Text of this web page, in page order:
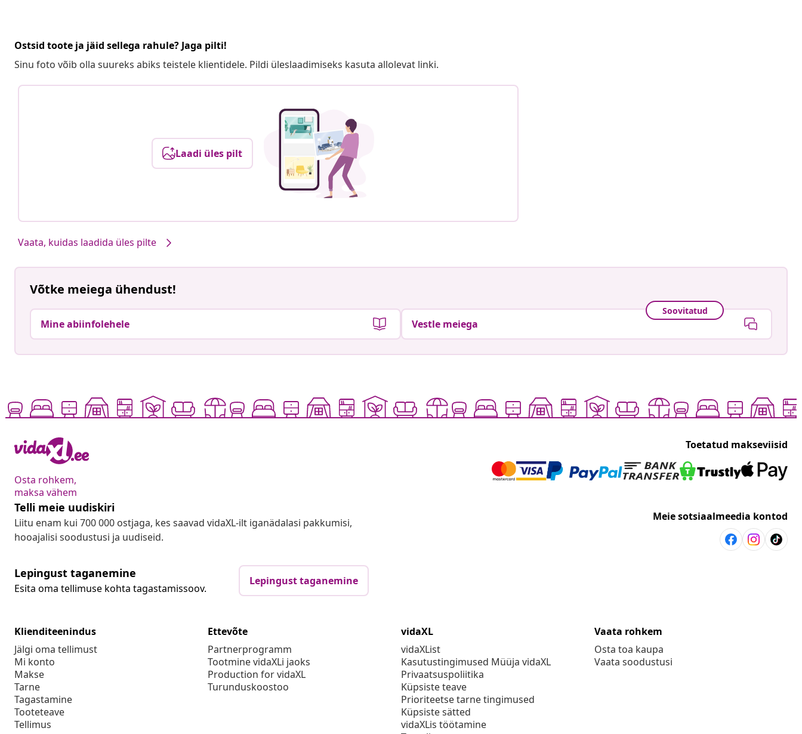
Ostsid toote ja jäid sellega rahule? Jaga pilti!
Sinu foto võib olla suureks abiks teistele klientidele. Pildi üleslaadimiseks kasuta allolevat linki.
Laadi üles pilt
Vaata, kuidas laadida üles pilte
Võtke meiega ühendust!
Mine abiinfolehele
Soovitatud
Vestle meiega
Osta rohkem,
maksa vähem
Toetatud makseviisid
Telli meie uudiskiri
Liitu enam kui 700 000 ostjaga, kes saavad vidaXL-ilt iganädalasi pakkumisi,
hooajalisi soodustusi ja uudiseid.
Meie sotsiaalmeedia kontod
Lepingust taganemine
Esita oma tellimuse kohta tagastamissoov.
Lepingust taganemine
Klienditeenindus
Jälgi oma tellimust
Mi konto
Makse
Tarne
Tagastamine
Tooteteave
Tellimus
Ettevõte
Partnerprogramm
Tootmine vidaXLi jaoks
Production for vidaXL
Turunduskoostoo
vidaXL
vidaXList
Kasutustingimused Müüja vidaXL
Privaatsuspoliitika
Küpsiste teave
Prioriteetse tarne tingimused
Küpsiste sätted
vidaXLis töötamine
Vaata rohkem
Osta toa kaupa
Vaata soodustusi